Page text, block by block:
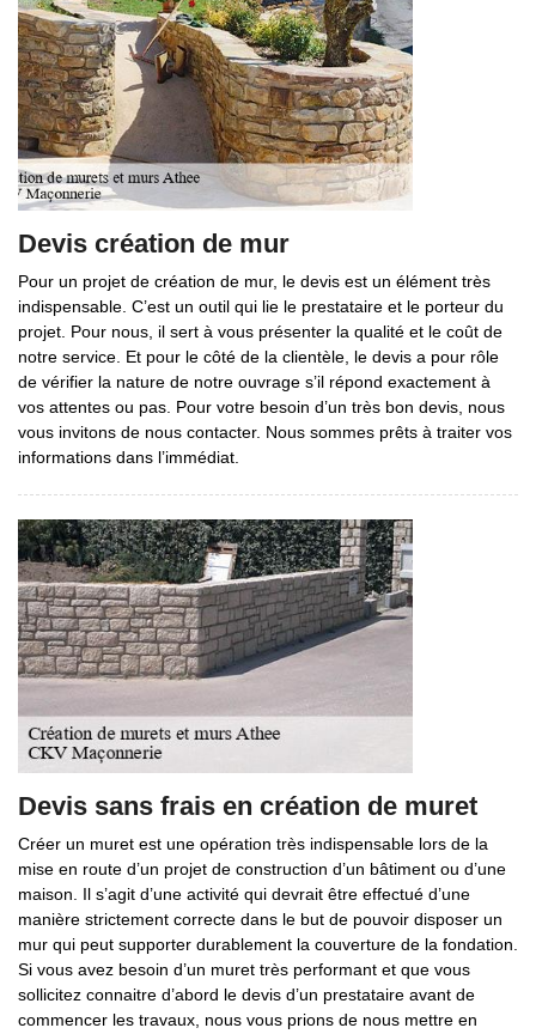
Devis création de mur
Pour un projet de création de mur, le devis est un élément très
indispensable. C’est un outil qui lie le prestataire et le porteur du
projet. Pour nous, il sert à vous présenter la qualité et le coût de
notre service. Et pour le côté de la clientèle, le devis a pour rôle
de vérifier la nature de notre ouvrage s’il répond exactement à
vos attentes ou pas. Pour votre besoin d’un très bon devis, nous
vous invitons de nous contacter. Nous sommes prêts à traiter vos
informations dans l’immédiat.
Devis sans frais en création de muret
Créer un muret est une opération très indispensable lors de la
mise en route d’un projet de construction d’un bâtiment ou d’une
maison. Il s’agit d’une activité qui devrait être effectué d’une
manière strictement correcte dans le but de pouvoir disposer un
mur qui peut supporter durablement la couverture de la fondation.
Si vous avez besoin d’un muret très performant et que vous
sollicitez connaitre d’abord le devis d’un prestataire avant de
commencer les travaux, nous vous prions de nous mettre en